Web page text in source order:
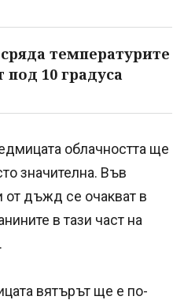
температурите
под 10 градуса
облачността ще
значителна. Във
от дъжд се очакват в
в тази част на
вятърът ще е по-